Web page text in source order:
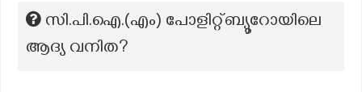
സി.പി.ഐ.(എം) പോളിറ്റ്ബ്യൂറോയിലെ
ആദ്യ വനിത?